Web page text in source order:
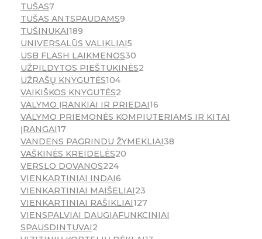
TUŠAS7
TUŠAS ANTSPAUDAMS9
TUŠINUKAI189
UNIVERSALŪS VALIKLIAI5
USB FLASH LAIKMENOS30
UŽPILDYTOS PIEŠTUKINĖS2
UŽRAŠŲ KNYGUTĖS104
VAIKIŠKOS KNYGUTĖS2
VALYMO ĮRANKIAI IR PRIEDAI16
VALYMO PRIEMONĖS KOMPIUTERIAMS IR KITAI
ĮRANGAI17
VANDENS PAGRINDU ŽYMEKLIAI38
VAŠKINĖS KREIDELĖS20
VERSLO DOVANOS224
VIENKARTINIAI INDAI6
VIENKARTINIAI MAIŠELIAI23
VIENKARTINIAI RAŠIKLIAI127
VIENSPALVIAI DAUGIAFUNKCINIAI
SPAUSDINTUVAI2